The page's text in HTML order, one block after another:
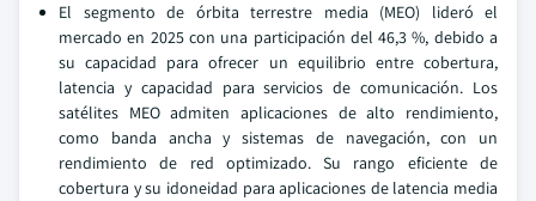
El segmento de órbita terrestre media (MEO) lideró el
mercado en 2025 con una participación del 46,3 %, debido a
su capacidad para ofrecer un equilibrio entre cobertura,
latencia y capacidad para servicios de comunicación. Los
satélites MEO admiten aplicaciones de alto rendimiento,
como banda ancha y sistemas de navegación, con un
rendimiento de red optimizado. Su rango eficiente de
cobertura y su idoneidad para aplicaciones de latencia media